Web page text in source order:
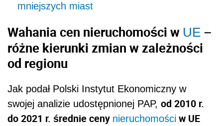
mniejszych miast
Wahania cen nieruchomości w UE –
różne kierunki zmian w zależności
od regionu
Jak podał Polski Instytut Ekonomiczny w
swojej analizie udostępnionej PAP, od 2010 r.
do 2021 r. średnie ceny nieruchomości w UE